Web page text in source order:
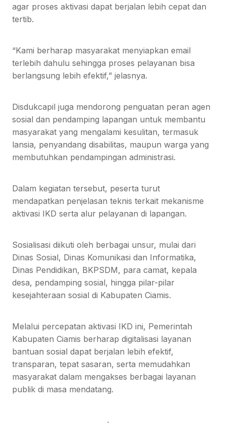
agar proses aktivasi dapat berjalan lebih cepat dan
tertib.
“Kami berharap masyarakat menyiapkan email
terlebih dahulu sehingga proses pelayanan bisa
berlangsung lebih efektif,” jelasnya.
Disdukcapil juga mendorong penguatan peran agen
sosial dan pendamping lapangan untuk membantu
masyarakat yang mengalami kesulitan, termasuk
lansia, penyandang disabilitas, maupun warga yang
membutuhkan pendampingan administrasi.
Dalam kegiatan tersebut, peserta turut
mendapatkan penjelasan teknis terkait mekanisme
aktivasi IKD serta alur pelayanan di lapangan.
Sosialisasi diikuti oleh berbagai unsur, mulai dari
Dinas Sosial, Dinas Komunikasi dan Informatika,
Dinas Pendidikan, BKPSDM, para camat, kepala
desa, pendamping sosial, hingga pilar-pilar
kesejahteraan sosial di Kabupaten Ciamis.
Melalui percepatan aktivasi IKD ini, Pemerintah
Kabupaten Ciamis berharap digitalisasi layanan
bantuan sosial dapat berjalan lebih efektif,
transparan, tepat sasaran, serta memudahkan
masyarakat dalam mengakses berbagai layanan
publik di masa mendatang.